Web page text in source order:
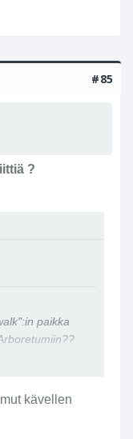
#85
?
paikka
kävellen